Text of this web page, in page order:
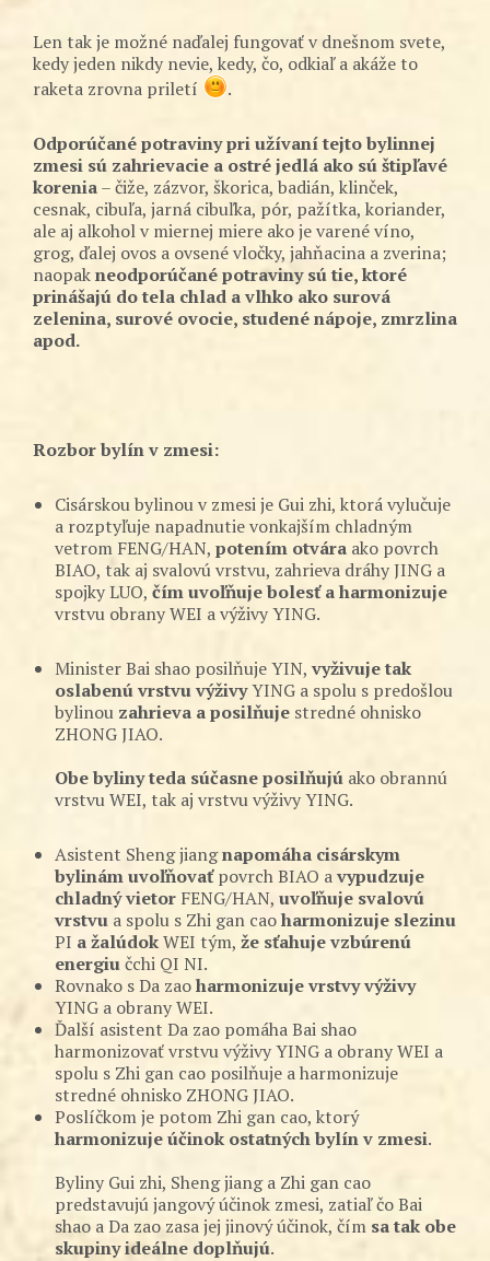
Len tak je možné naďalej fungovať v dnešnom svete,
kedy jeden nikdy nevie, kedy, čo, odkiaľ a akáže to
raketa zrovna priletí
.
Odporúčané potraviny pri užívaní tejto bylinnej
zmesi sú zahrievacie a ostré jedlá ako sú štipľavé
korenia– čiže, zázvor, škorica, badián, klinček,
cesnak, cibuľa, jarná cibuľka, pór, pažítka, koriander,
ale aj alkohol v miernej miere ako je varené víno,
grog, ďalej ovos a ovsené vločky, jahňacina a zverina;
naopakneodporúčané potraviny sú tie, ktoré
prinášajú do tela chlad a vlhko ako surová
zelenina, surové ovocie, studené nápoje, zmrzlina
apod.
Rozbor bylín v zmesi:
Cisárskou bylinou v zmesi je Gui zhi, ktorá vylučuje
a rozptyľuje napadnutie vonkajším chladným
vetrom FENG/HAN, potením otvára ako povrch
BIAO, tak aj svalovú vrstvu, zahrieva dráhy JING a
spojky LUO, čím uvoľňuje bolesť a harmonizuje
vrstvu obrany WEI a výživy YING.
Minister Bai shao posilňuje YIN, vyživuje tak
oslabenú vrstvu výživyYING a spolu s predošlou
bylinou zahrieva a posilňuje stredné ohnisko
ZHONG JIAO.
Obe byliny teda súčasne posilňujú ako obrannú
vrstvu WEI, tak aj vrstvu výživy YING.
Asistent Sheng jiangnapomáha cisárskym
bylinám uvoľňovaťpovrch BIAO avypudzuje
chladný vietor FENG/HAN, uvoľňuje svalovú
vrstvu a spolu s Zhi gan caoharmonizuje slezinu
PI a žalúdokWEI tým, že sťahuje vzbúrenú
energiučchi QI NI.
Rovnako s Da zaoharmonizuje vrstvy výživy
YING a obrany WEI.
Ďalší asistent Da zao pomáha Bai shao
harmonizovať vrstvu výživy YING a obrany WEI a
spolu s Zhi gan cao posilňuje a harmonizuje
stredné ohnisko ZHONG JIAO.
Poslíčkom je potom Zhi gan cao, ktorý
harmonizuje účinok ostatných bylín v zmesi.
Byliny Gui zhi, Sheng jiang a Zhi gan cao
predstavujú jangový účinok zmesi, zatiaľ čo Bai
shao a Da zao zasa jej jinový účinok, čím sa tak obe
skupiny ideálne doplňujú.